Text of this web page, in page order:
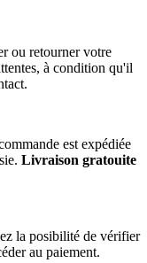
ou retourner votre
à condition qu'il
est expédiée
Livraison gratouite
la posibilité de vérifier
au paiement.